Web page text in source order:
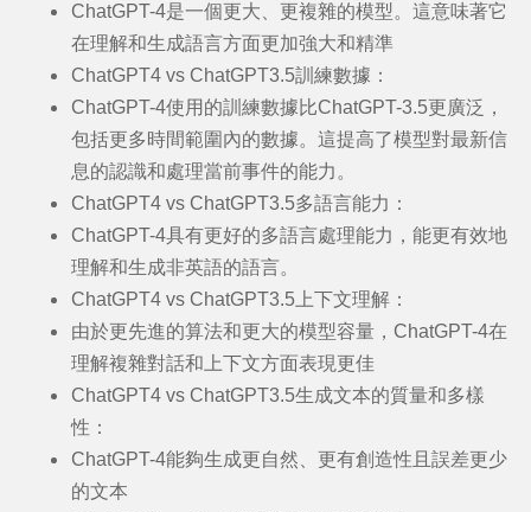
ChatGPT-4是一個更大、更複雜的模型。這意味著它
在理解和生成語言方面更加強大和精準
ChatGPT4 vs ChatGPT3.5訓練數據 ：
ChatGPT-4使用的訓練數據比ChatGPT-3.5更廣泛，
包括更多時間範圍內的數據。這提高了模型對最新信
息的認識和處理當前事件的能力。
ChatGPT4 vs ChatGPT3.5多語言能力 ：
ChatGPT-4具有更好的多語言處理能力，能更有效地
理解和生成非英語的語言。
ChatGPT4 vs ChatGPT3.5 上下文理解 ：
由於更先進的算法和更大的模型容量，ChatGPT-4在
理解複雜對話和上下文方面表現更佳
ChatGPT4 vs ChatGPT3.5生成文本的質量和多樣
性 ：
ChatGPT-4能夠生成更自然、更有創造性且誤差更少
的文本